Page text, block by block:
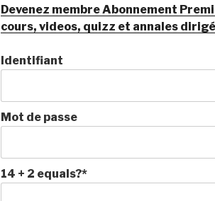
Devenez membre Abonnement
cours, videos, quizz et annales
Identifiant
Mot de passe
14 + 2 equals?*